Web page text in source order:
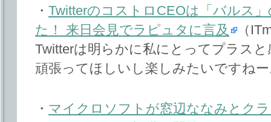
・ TwitterのコストロCEOは「バルス
た！ 来日会見でラピュタに言及
（
Twitterは明らかに私にとってプラス
頑張ってほしいし楽しみたいですね
・ マイクロソフトが窓辺ななみとク